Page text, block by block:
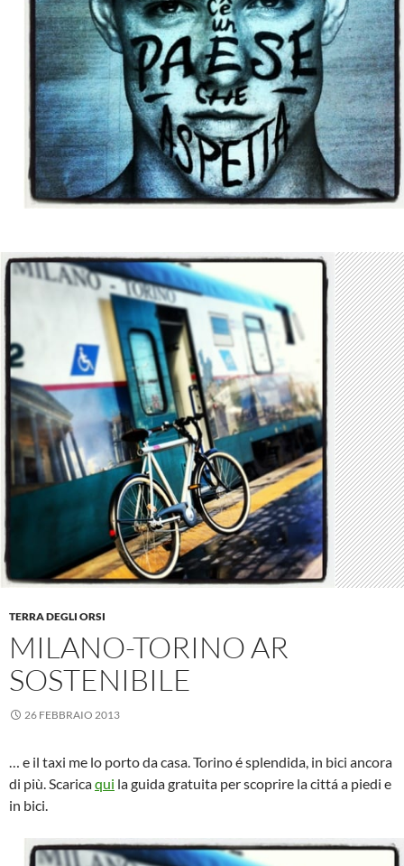
TERRA DEGLI ORSI
MILANO-TORINO AR
SOSTENIBILE
26 FEBBRAIO 2013
… e il taxi me lo porto da casa. Torino é splendida, in bici ancora
di più. Scaricaqui la guida gratuita per scoprire la cittá a piedi e
in bici.